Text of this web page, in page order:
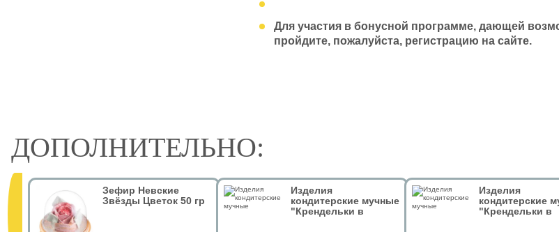
Для участия в бонусной программе, дающей
пройдите, пожалуйста, регистрацию на сайте.
ДОПОЛНИТЕЛЬНО:
Зефир Невские
Звёзды Цветок 50 гр
Изделия
кондитерские мучные
"Крендельки в
Изделия
кондитерские
"Крендельки в